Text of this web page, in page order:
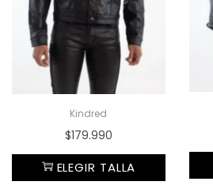
Kindred
$179.990
ELEGIR TALLA